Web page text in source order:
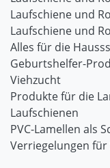
Laufschiene und
Laufschiene und
Alles für die
Geburtshelfer-
Viehzucht
Produkte für die
Laufschienen
PVC-Lamellen als
Verriegelungen